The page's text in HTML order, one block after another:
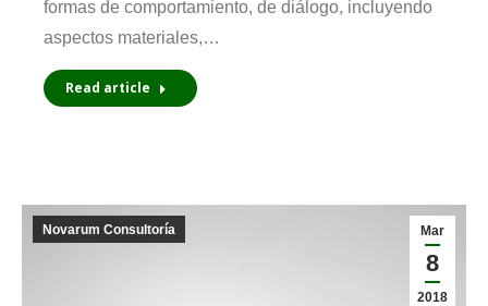
formas de comportamiento, de diálogo, incluyendo
aspectos materiales,…
Read article
Mar
8
2018
Novarum Consultoría